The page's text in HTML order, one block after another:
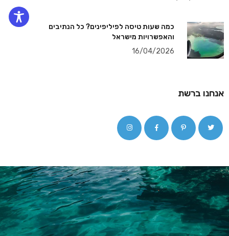
כמה שעות טיסה לפיליפינים? כל הנתיבים
והאפשרויות מישראל
16/04/2026
אנחנו ברשת